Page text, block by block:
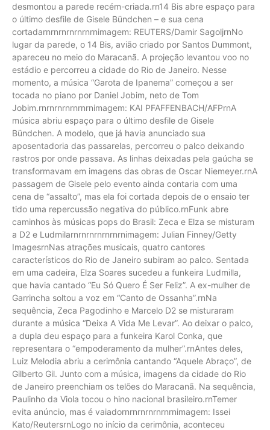
desmontou a parede recém-criada.rn14 Bis abre espaço para
o último desfile de Gisele Bündchen – e sua cena
cortadarnrnrnrnrnrnrnimagem: REUTERS/Damir SagoljrnNo
lugar da parede, o 14 Bis, avião criado por Santos Dummont,
apareceu no meio do Maracanã. A projeção levantou voo no
estádio e percorreu a cidade do Rio de Janeiro. Nesse
momento, a música “Garota de Ipanema” começou a ser
tocada no piano por Daniel Jobim, neto de Tom
Jobim.rnrnrnrnrnrnrnimagem: KAI PFAFFENBACH/AFPrnA
música abriu espaço para o último desfile de Gisele
Bündchen. A modelo, que já havia anunciado sua
aposentadoria das passarelas, percorreu o palco deixando
rastros por onde passava. As linhas deixadas pela gaúcha se
transformavam em imagens das obras de Oscar Niemeyer.rnA
passagem de Gisele pelo evento ainda contaria com uma
cena de “assalto”, mas ela foi cortada depois de o ensaio ter
tido uma repercussão negativa do público.rnFunk abre
caminhos às músicas pops do Brasil: Zeca e Elza se misturam
a D2 e Ludmilarnrnrnrnrnrnrnimagem: Julian Finney/Getty
ImagesrnNas atrações musicais, quatro cantores
característicos do Rio de Janeiro subiram ao palco. Sentada
em uma cadeira, Elza Soares sucedeu a funkeira Ludmilla,
que havia cantado “Eu Só Quero É Ser Feliz”. A ex-mulher de
Garrincha soltou a voz em “Canto de Ossanha”.rnNa
sequência, Zeca Pagodinho e Marcelo D2 se misturaram
durante a música “Deixa A Vida Me Levar”. Ao deixar o palco,
a dupla deu espaço para a funkeira Karol Conka, que
representara o “empoderamento da mulher”.rnAntes deles,
Luiz Melodia abriu a cerimônia cantando “Aquele Abraço”, de
Gilberto Gil. Junto com a música, imagens da cidade do Rio
de Janeiro preenchiam os telões do Maracanã. Na sequência,
Paulinho da Viola tocou o hino nacional brasileiro.rnTemer
evita anúncio, mas é vaiadornrnrnrnrnrnrnimagem: Issei
Kato/ReutersrnLogo no início da cerimônia, aconteceu